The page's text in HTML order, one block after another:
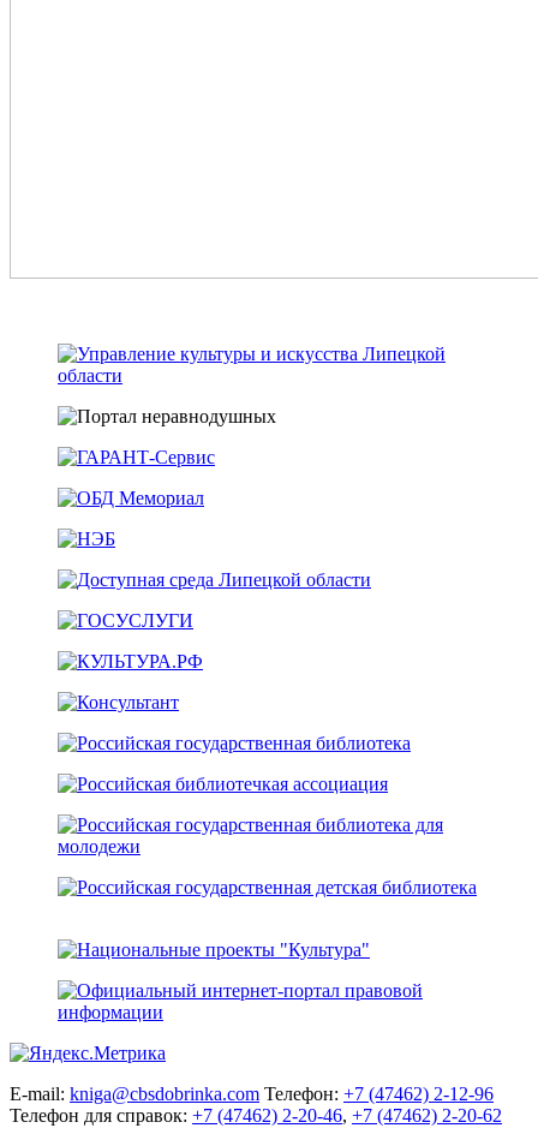
E-mail: kniga@cbsdobrinka.com Телефон: +7 (47462) 2-12-96
Телефон для справок: +7 (47462) 2-20-46, +7 (47462) 2-20-62